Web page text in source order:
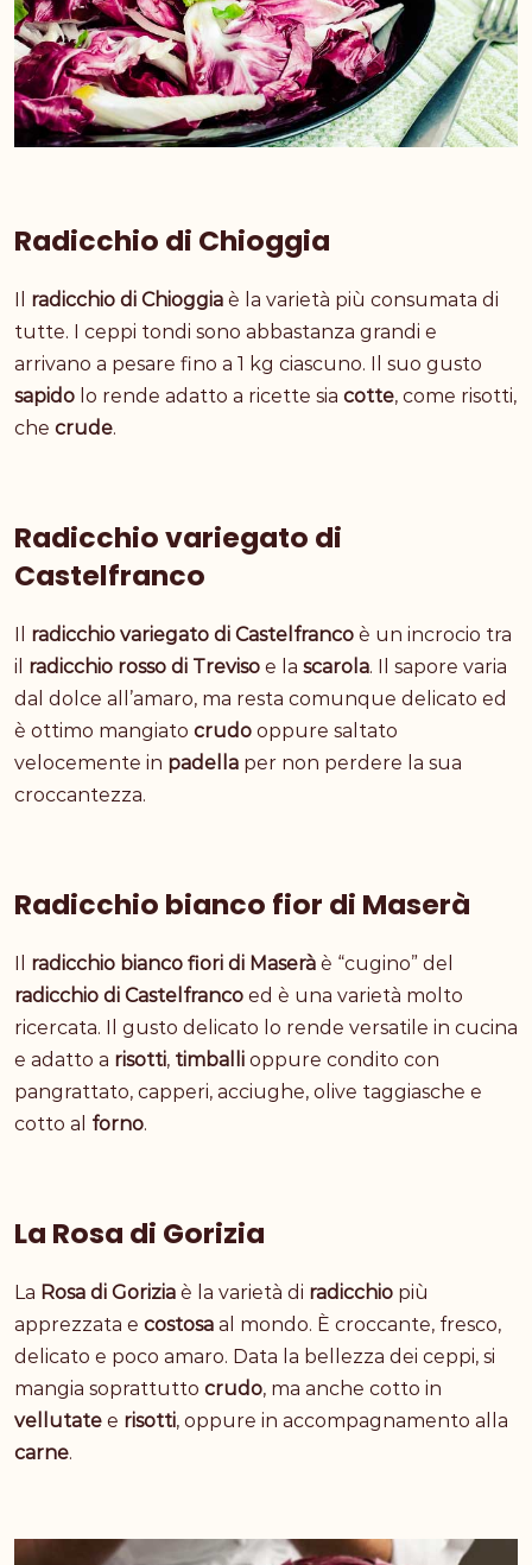
Radicchio di Chioggia
radicchio di Chioggia è la varietà più consumata di
tutte. I ceppi tondi sono abbastanza grandi e
arrivano a pesare fino a 1 kg ciascuno. Il suo gusto
sapido lo rende adatto a ricette sia cotte, come risotti,
che crude.
Radicchio variegato di
Castelfranco
radicchio variegato di Castelfranco è un incrocio tra
il radicchio rosso di Treviso e la scarola. Il sapore varia
dal dolce all’amaro, ma resta comunque delicato ed
è ottimo mangiato crudo oppure saltato
velocemente in padella per non perdere la sua
croccantezza.
Radicchio bianco fior di Maserà
radicchio bianco fiori di Maserà è “cugino” del
radicchio di Castelfranco ed è una varietà molto
ricercata. Il gusto delicato lo rende versatile in cucina
e adatto a risotti, timballi oppure condito con
pangrattato, capperi, acciughe, olive taggiasche e
cotto al forno.
La Rosa di Gorizia
La Rosa di Gorizia è la varietà di radicchio più
apprezzata e costosa al mondo. È croccante, fresco,
delicato e poco amaro. Data la bellezza dei ceppi, si
mangia soprattutto crudo, ma anche cotto in
vellutate e risotti, oppure in accompagnamento alla
carne.